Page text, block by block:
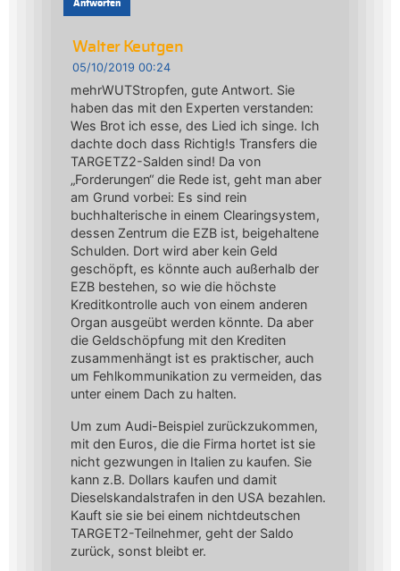
Antworten
Walter Keutgen
05/10/2019 00:24
mehrWUTStropfen, gute Antwort. Sie
haben das mit den Experten verstanden:
Wes Brot ich esse, des Lied ich singe. Ich
dachte doch dass Richtig!s Transfers die
TARGETZ2-Salden sind! Da von
„Forderungen“ die Rede ist, geht man aber
am Grund vorbei: Es sind rein
buchhalterische in einem Clearingsystem,
dessen Zentrum die EZB ist, beigehaltene
Schulden. Dort wird aber kein Geld
geschöpft, es könnte auch außerhalb der
EZB bestehen, so wie die höchste
Kreditkontrolle auch von einem anderen
Organ ausgeübt werden könnte. Da aber
die Geldschöpfung mit den Krediten
zusammenhängt ist es praktischer, auch
um Fehlkommunikation zu vermeiden, das
unter einem Dach zu halten.
Um zum Audi-Beispiel zurückzukommen,
mit den Euros, die die Firma hortet ist sie
nicht gezwungen in Italien zu kaufen. Sie
kann z.B. Dollars kaufen und damit
Dieselskandalstrafen in den USA bezahlen.
Kauft sie sie bei einem nichtdeutschen
TARGET2-Teilnehmer, geht der Saldo
zurück, sonst bleibt er.